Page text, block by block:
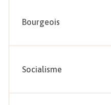
Bourgeois
Socialisme